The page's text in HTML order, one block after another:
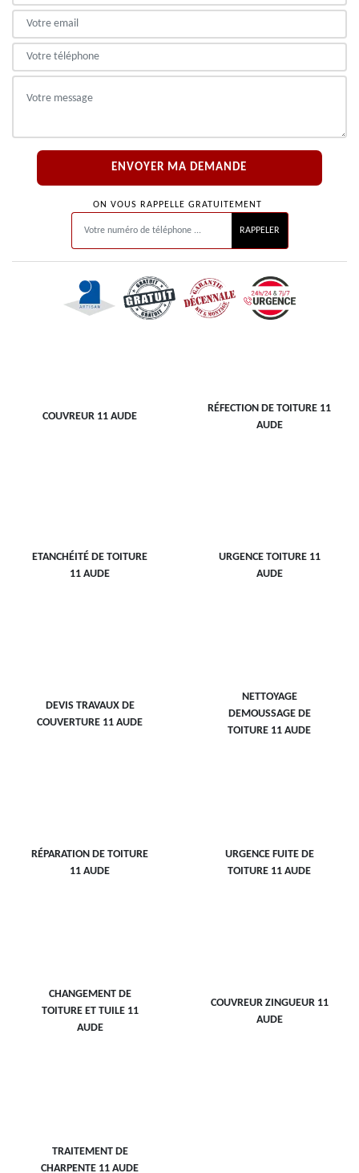
ON VOUS RAPPELLE GRATUITEMENT
COUVREUR 11 AUDE
RÉFECTION DE TOITURE 11
AUDE
ETANCHÉITÉ DE TOITURE
11 AUDE
URGENCE TOITURE 11
AUDE
DEVIS TRAVAUX DE
COUVERTURE 11 AUDE
NETTOYAGE
DEMOUSSAGE DE
TOITURE 11 AUDE
RÉPARATION DE TOITURE
11 AUDE
URGENCE FUITE DE
TOITURE 11 AUDE
CHANGEMENT DE
TOITURE ET TUILE 11
AUDE
COUVREUR ZINGUEUR 11
AUDE
TRAITEMENT DE
CHARPENTE 11 AUDE